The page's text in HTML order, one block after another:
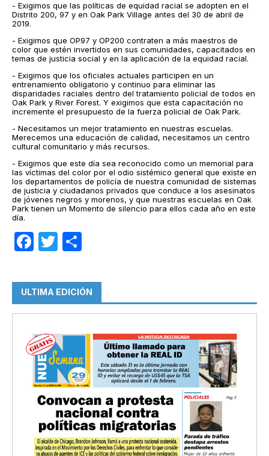
- Exigimos que las políticas de equidad racial se adopten en el
Distrito 200, 97 y en Oak Park Village antes del 30 de abril de
2019.
- Exigimos que OP97 y OP200 contraten a más maestros de
color que estén invertidos en sus comunidades, capacitados en
temas de justicia social y en la aplicación de la equidad racial.
- Exigimos que los oficiales actuales participen en un
entrenamiento obligatorio y continuo para eliminar las
disparidades raciales dentro del tratamiento policial de todos en
Oak Park y River Forest. Y exigimos que esta capacitación no
incremente el presupuesto de la fuerza policial de Oak Park.
- Necesitamos un mejor tratamiento en nuestras escuelas.
Merecemos una educación de calidad, necesitamos un centro
cultural comunitario y más recursos.
- Exigimos que este día sea reconocido como un memorial para
las víctimas del color por el odio sistémico general que existe en
los departamentos de policía de nuestra comunidad de sistemas
de justicia y ciudadanos privados que conduce a los asesinatos
de jóvenes negros y morenos, y que nuestras escuelas en Oak
Park tienen un Momento de silencio para ellos cada año en este
día.
Facebook
Twitter
ULTIMA EDICIÓN